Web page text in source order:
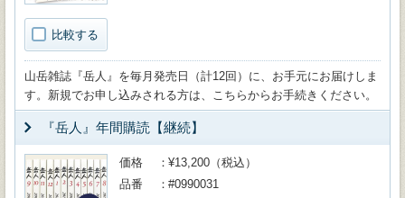
比較する
山岳雑誌『岳人』を毎月発売日（計12回）に、お手元にお届けしま
す。新規でお申し込みされる方は、こちらからお手続きください。
『岳人』年間購読【継続】
価格
¥13,200（税込）
品番
#0990031